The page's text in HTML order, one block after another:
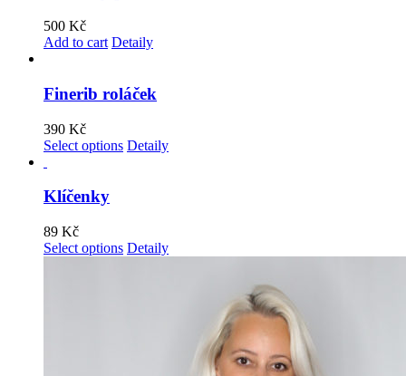
500 Kč
Add to cart Detaily
Finerib roláček
390 Kč
Select options Detaily
Klíčenky
89 Kč
Select options Detaily